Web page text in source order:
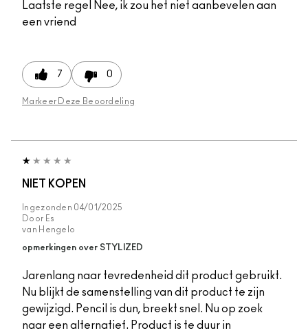
Laatste regel
Nee, ik zou het niet aanbevelen aan
een vriend
7 0
Markeer Deze Beoordeling
NIET KOPEN
Ingezonden 04/01/2025
Door Es
van Hengelo
opmerkingen over STYLIZED
Jarenlang naar tevredenheid dit product gebruikt.
Nu blijkt de samenstelling van dit product te zijn
gewijzigd. Pencil is dun, breekt snel. Nu op zoek
naar een alternatief. Product is te duur in